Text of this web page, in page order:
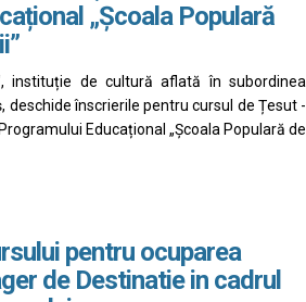
„Școala Populară
instituție de cultură aflată în subordinea
deschide înscrierile pentru cursul de Țesut -
Educațional „Școala Populară de
pentru ocuparea
de Destinatie in cadrul